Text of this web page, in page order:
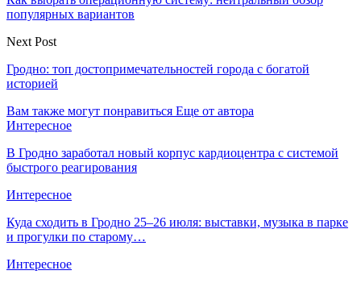
популярных вариантов
Next Post
Гродно: топ достопримечательностей города с богатой
историей
Вам также могут понравиться Еще от автора
Интересное
В Гродно заработал новый корпус кардиоцентра с системой
быстрого реагирования
Интересное
Куда сходить в Гродно 25–26 июля: выставки, музыка в парке
и прогулки по старому…
Интересное